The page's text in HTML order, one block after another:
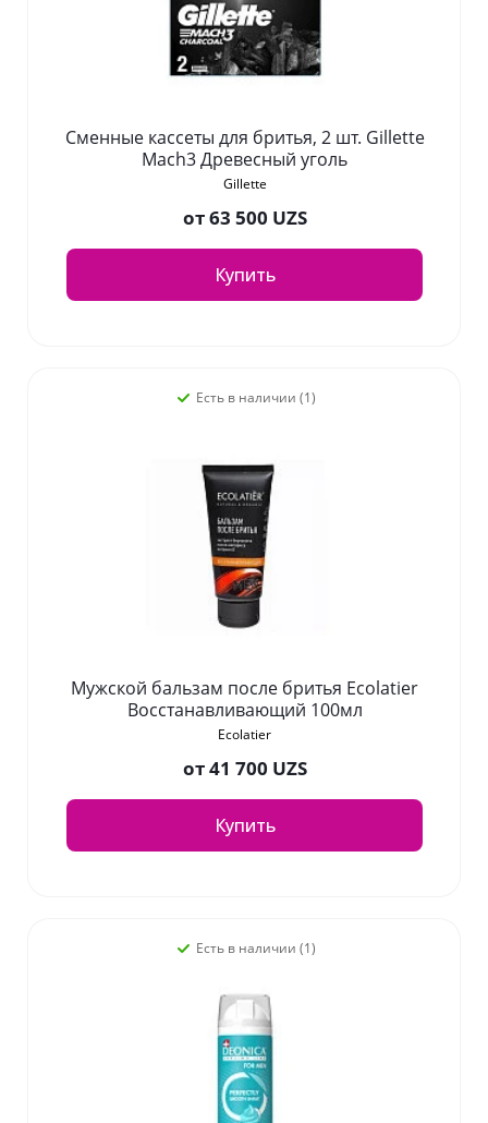
Сменные кассеты для бритья, 2 шт. Gillette
Mach3 Древесный уголь
Gillette
от63 500 UZS
Купить
Есть в наличии (1)
Мужской бальзам после бритья Ecolatier
Восстанавливающий 100мл
Ecolatier
от41 700 UZS
Купить
Есть в наличии (1)